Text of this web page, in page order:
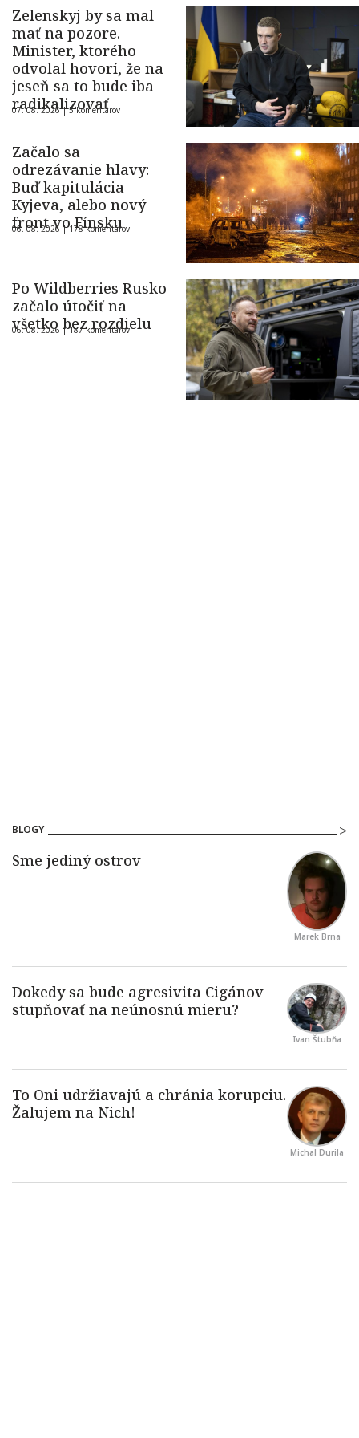
Zelenskyj by sa mal
mať na pozore.
Minister, ktorého
odvolal hovorí, že na
jeseň sa to bude iba
radikalizovať
07. 08. 2026 |5 komentárov
Začalo sa
odrezávanie hlavy:
Buď kapitulácia
Kyjeva, alebo nový
front vo Fínsku
06. 08. 2026 |178 komentárov
Po Wildberries Rusko
začalo útočiť na
všetko bez rozdielu
06. 08. 2026 |187 komentárov
BLOGY
Marek Brna
Ivan Štubňa
Michal Durila